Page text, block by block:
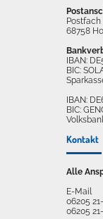
Postfach
68758
IBAN:
BIC:
IBAN:
BIC:
Kontakt
Alle
E-Mail
06205
06205